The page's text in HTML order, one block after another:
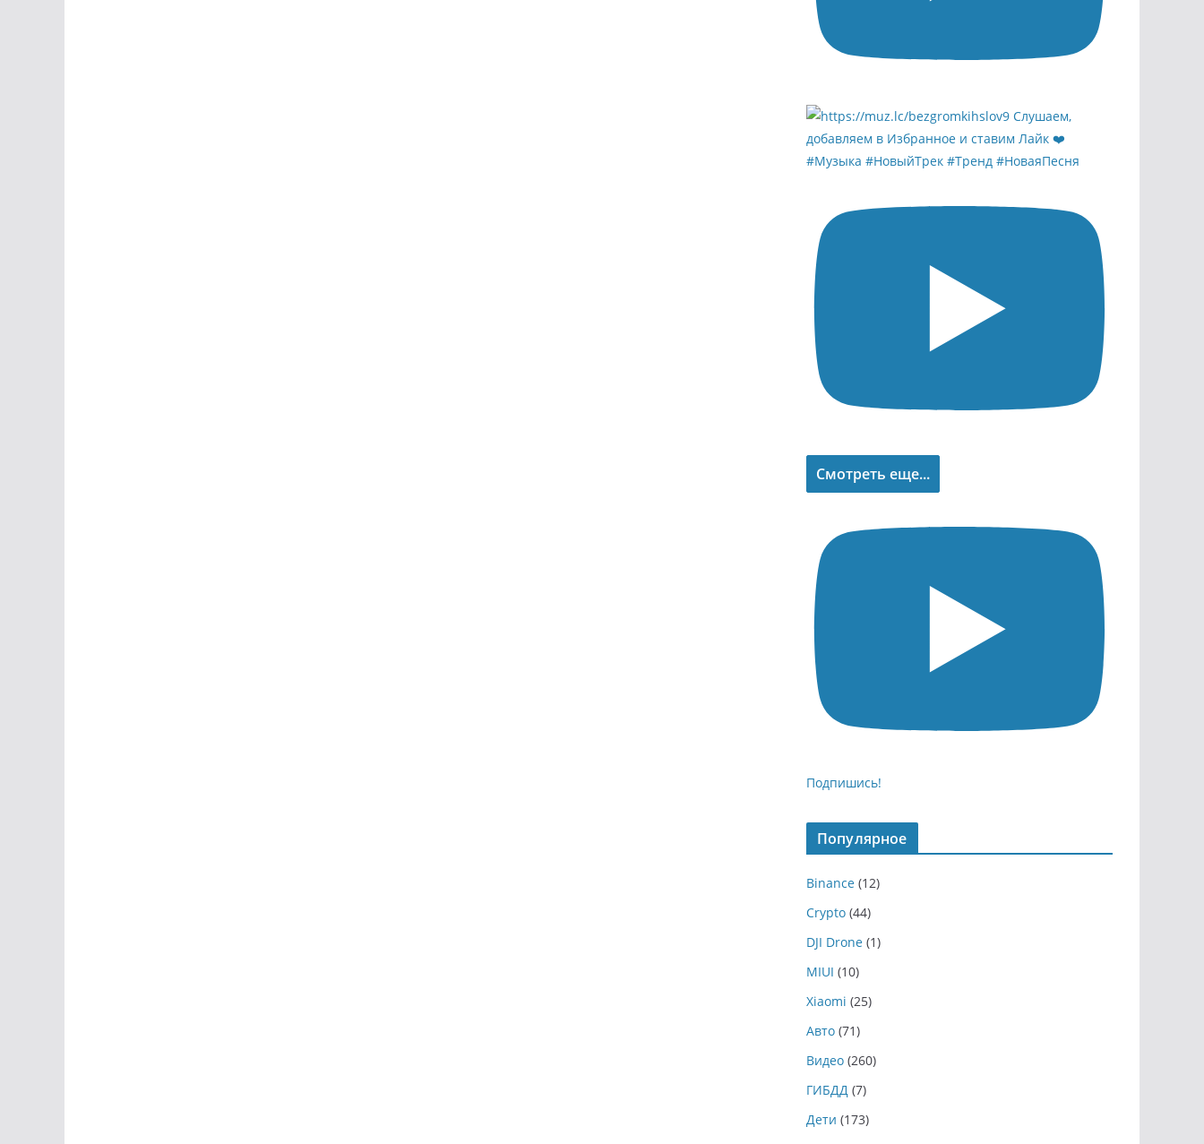
Смотреть еще...
Подпишись!
Популярное
Binance (12)
Crypto (44)
DJI Drone (1)
MIUI (10)
Xiaomi (25)
Авто (71)
Видео (260)
ГИБДД (7)
Дети (173)